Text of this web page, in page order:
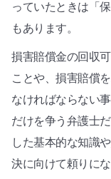
っていたときは「
もあります。
損害賠償金の回収
ことや、損害賠償
なければならない
だけを争う弁護士
した基本的な知識
決に向けて頼りに